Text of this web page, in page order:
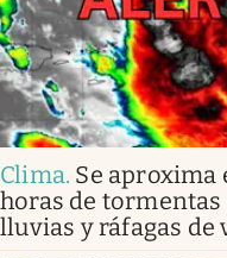
Clima. Se aproxima
horas de
lluvias y ráfagas de